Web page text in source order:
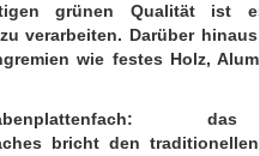
grünen Qualität ist
verarbeiten. Darüber
wie festes Holz,
bricht den